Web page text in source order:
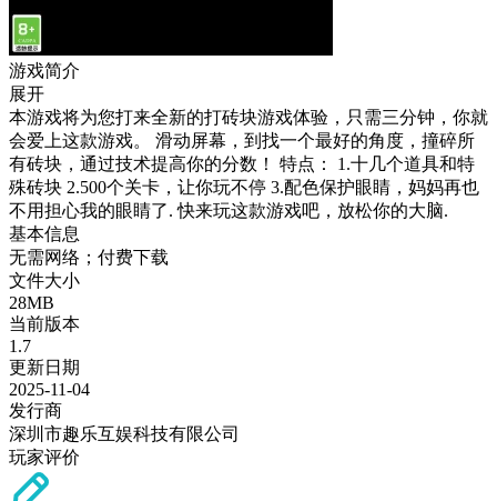
游戏简介
展开
本游戏将为您打来全新的打砖块游戏体验，只需三分钟，你就
会爱上这款游戏。 滑动屏幕，到找一个最好的角度，撞碎所
有砖块，通过技术提高你的分数！ 特点： 1.十几个道具和特
殊砖块 2.500个关卡，让你玩不停 3.配色保护眼睛，妈妈再也
不用担心我的眼睛了. 快来玩这款游戏吧，放松你的大脑.
基本信息
无需网络；付费下载
文件大小
28MB
当前版本
1.7
更新日期
2025-11-04
发行商
深圳市趣乐互娱科技有限公司
玩家评价